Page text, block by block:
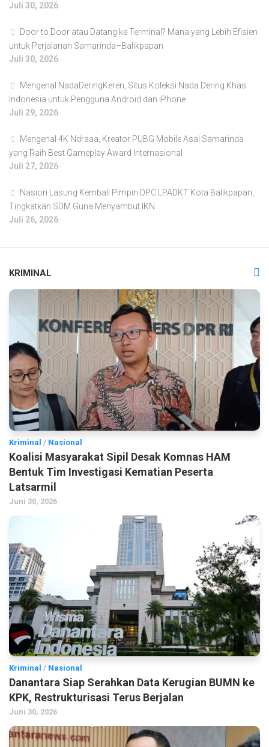
Juli 30, 2026
Door to Door atau Datang ke Terminal? Mana yang Lebih Efisien
untuk Perjalanan Samarinda–Balikpapan
Juli 30, 2026
Mengenal NadaDeringKeren, Situs Koleksi Nada Dering Khas
Indonesia untuk Pengguna Android dan iPhone
Juli 29, 2026
Mengenal 4K Ndraaa, Kreator PUBG Mobile Asal Samarinda
yang Raih Best Gameplay Award Internasional
Juli 27, 2026
Nasion Lasung Kembali Pimpin DPC LPADKT Kota Balikpapan,
Tingkatkan SDM Guna Menyambut IKN
Juli 26, 2026
KRIMINAL
Kriminal / Nasional
Koalisi Masyarakat Sipil Desak Komnas HAM
Bentuk Tim Investigasi Kematian Peserta
Latsarmil
Juni 30, 2026
Kriminal / Nasional
Danantara Siap Serahkan Data Kerugian BUMN ke
KPK, Restrukturisasi Terus Berjalan
Juni 30, 2026